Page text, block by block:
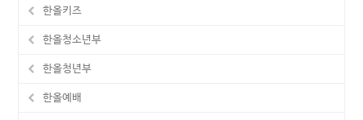
한올키즈
한올청소년부
한올청년부
한올예배